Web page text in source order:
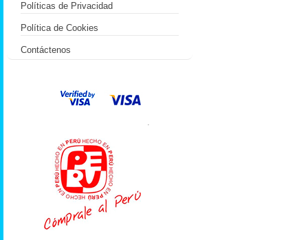
Políticas de Privacidad
Política de Cookies
Contáctenos
.